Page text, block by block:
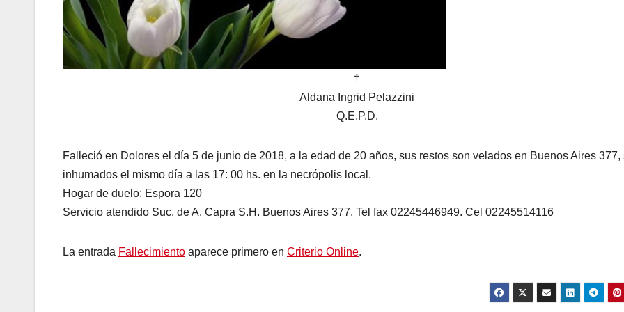
†
Aldana Ingrid Pelazzini
Q.E.P.D.
Falleció en Dolores el día 5 de junio de 2018, a la edad de 20 años, sus restos son velados en Buenos Aires 377,
inhumados el mismo día a las 17: 00 hs. en la necrópolis local.
Hogar de duelo: Espora 120
Servicio atendido Suc. de A. Capra S.H. Buenos Aires 377. Tel fax 02245446949. Cel 02245514116
La entrada Fallecimiento aparece primero en Criterio Online.